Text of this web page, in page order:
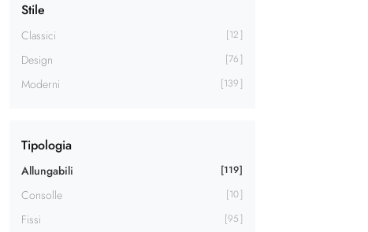
Stile
Classici 12
Design 76
Moderni 139
Tipologia
Allungabili 119
Consolle 10
Fissi 95